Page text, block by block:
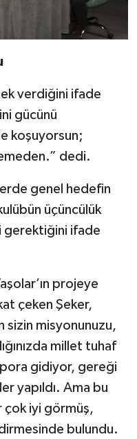
verdiğini ifade
gücünü
koşuyorsun;
dedi.
genel hedefin
üçüncülük
gerektiğini ifade
projeye
çeken Şeker,
sizin misyonunuzu,
millet tuhaf
gidiyor, gereği
yapıldı. Ama bu
çok iyi görmüş,
bulundu.